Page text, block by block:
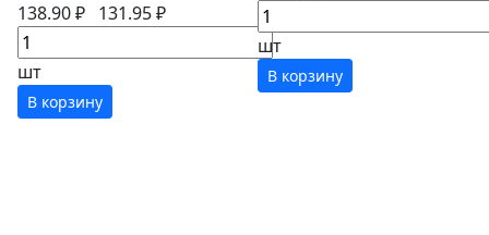
138.90 ₽ 131.95 ₽
шт
В корзину
шт
В корзину